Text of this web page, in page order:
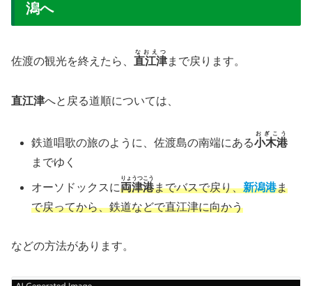
潟へ
佐渡の観光を終えたら、 直江津
なおえつ
まで戻ります。
直江津へと戻る道順については、
鉄道唱歌の旅のように、佐渡島の南端にある小木港
おぎこう
までゆく
オーソドックスに両津港
りょうつこう
までバスで戻り、新潟港ま
で戻ってから、鉄道などで直江津に向かう
などの方法があります。